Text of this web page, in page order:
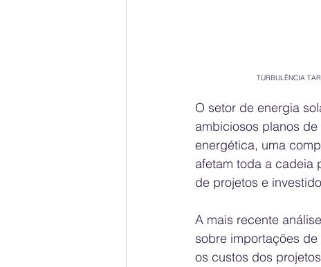
TURBULÊNCIA
O setor de energia
ambiciosos planos
energética, uma
afetam toda a cadeia
de projetos e
A mais recente
sobre importações
os custos dos